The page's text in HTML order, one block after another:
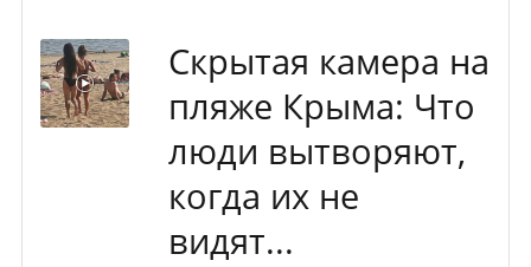
Скрытая камера на
пляже Крыма: Что
люди вытворяют,
когда их не
видят...